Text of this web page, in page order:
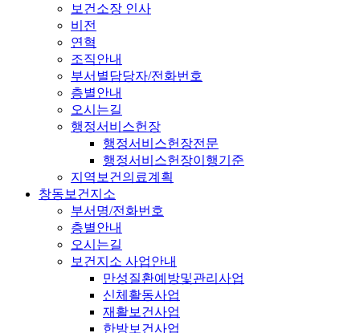
보건소장 인사
비전
연혁
조직안내
부서별담당자/전화번호
층별안내
오시는길
행정서비스헌장
행정서비스헌장전문
행정서비스헌장이행기준
지역보건의료계획
창동보건지소
부서명/전화번호
층별안내
오시는길
보건지소 사업안내
만성질환예방및관리사업
신체활동사업
재활보건사업
한방보건사업